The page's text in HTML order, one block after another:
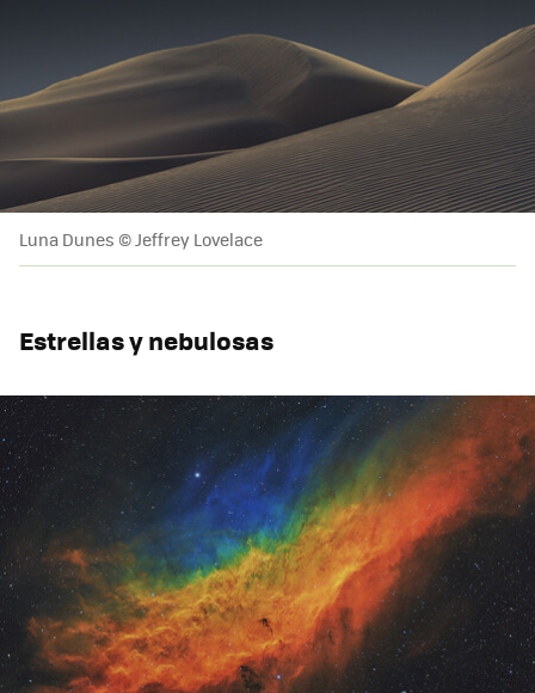
Luna Dunes © Jeffrey Lovelace
Estrellas y nebulosas